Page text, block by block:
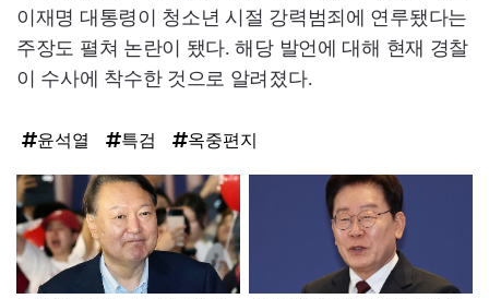
이재명 대통령이 청소년 시절 강력범죄에 연루됐다는
주장도 펼쳐 논란이 됐다. 해당 발언에 대해 현재 경찰
이 수사에 착수한 것으로 알려졌다.
윤석열 특검 옥중편지
탑
라
인